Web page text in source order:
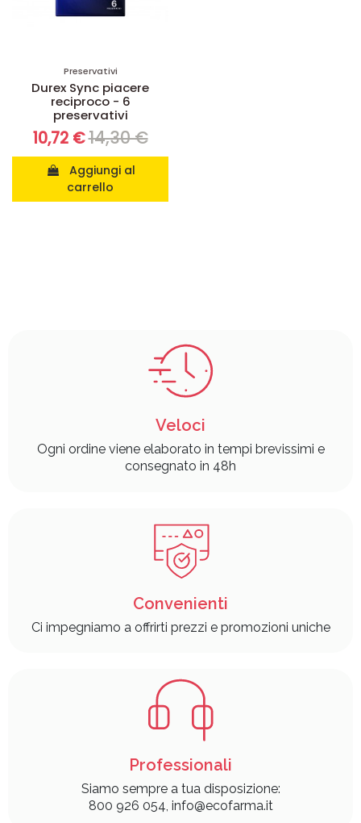
Preservativi
Durex Sync piacere
reciproco - 6
preservativi
10,72 €14,30 €
carrello
Veloci
Ogni ordine viene elaborato in tempi brevissimi e
consegnato in 48h
Convenienti
Ci impegniamo a offrirti prezzi e promozioni uniche
Professionali
Siamo sempre a tua disposizione:
800 926 054, info@ecofarma.it